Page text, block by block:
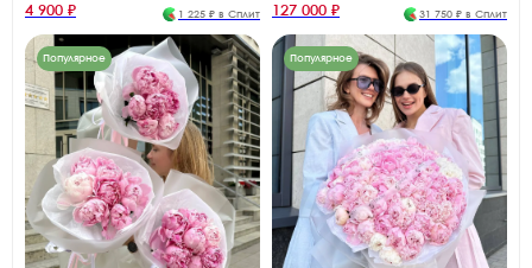
4 900 ₽ 1 225 ₽ в Сплит 127 000 ₽ 31 750 ₽ в Сплит
Популярное Популярное